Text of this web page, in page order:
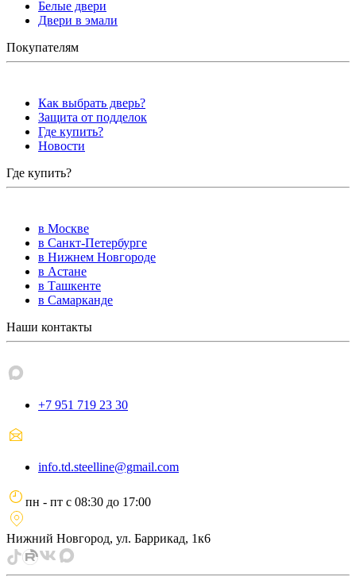
Белые двери
Двери в эмали
Покупателям
Как выбрать дверь?
Защита от подделок
Где купить?
Новости
Где купить?
в Москве
в Санкт-Петербурге
в Нижнем Новгороде
в Астане
в Ташкенте
в Самарканде
Наши контакты
+7 951 719 23 30
info.td.steelline@gmail.com
пн - пт с 08:30 до 17:00
Нижний Новгород, ул. Баррикад, 1к6